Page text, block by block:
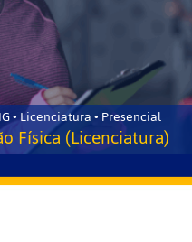
• Licenciatura • Presencial
Física (Licenciatura)